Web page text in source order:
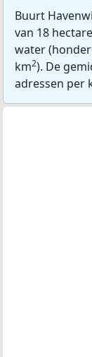
Buurt
van 18
water
km2). De
adressen per